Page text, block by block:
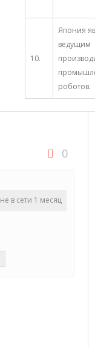
10.
Япония
ведущим
роботов.
0
не в сети 1 месяц